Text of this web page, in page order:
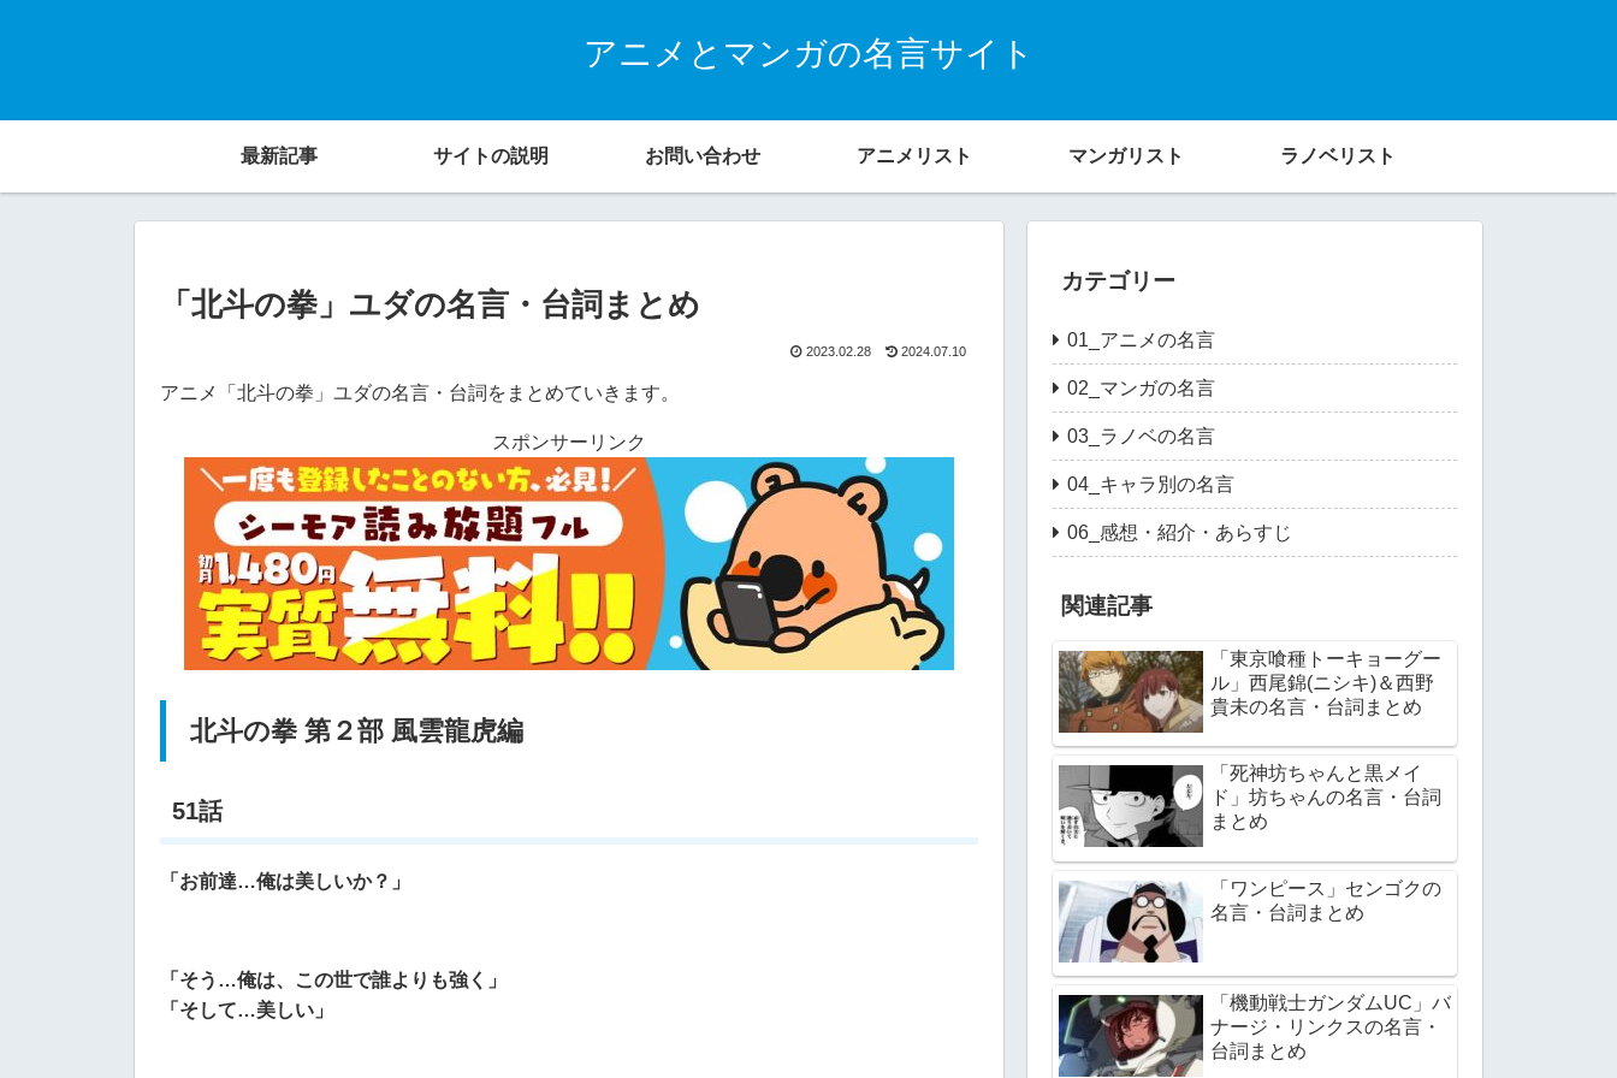
アニメとマンガの名言サイト
最新記事 サイトの説明 お問い合わせ アニメリスト マンガリスト ラノベリスト
「北斗の拳」ユダの名言・台詞まとめ
2023.02.28 2024.07.10
アニメ「北斗の拳」ユダの名言・台詞をまとめていきます。
スポンサーリンク
北斗の拳 第２部 風雲龍虎編
51話
「お前達…俺は美しいか？」
「そう…俺は、この世で誰よりも強く」
「そして…美しい」
カテゴリー
01_アニメの名言
02_マンガの名言
03_ラノベの名言
04_キャラ別の名言
06_感想・紹介・あらすじ
関連記事
「東京喰種トーキョーグー
ル」西尾錦(ニシキ)＆西野
貴未の名言・台詞まとめ
「死神坊ちゃんと黒メイ
ド」坊ちゃんの名言・台詞
まとめ
「ワンピース」センゴクの
名言・台詞まとめ
「機動戦士ガンダムUC」バ
ナージ・リンクスの名言・
台詞まとめ